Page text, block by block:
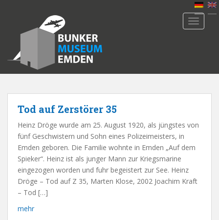
m
Tod auf Zerstörer 35
Heinz Dröge wurde am 25. August 1920, als jüngstes von
fünf Geschwistern und Sohn eines Polizeimeisters, in
Emden geboren. Die Familie wohnte in Emden „Auf dem
Spieker“. Heinz ist als junger Mann zur Kriegsmarine
eingezogen worden und fuhr begeistert zur See. Heinz
Dröge – Tod auf Z 35, Marten Klose, 2002 Joachim Kraft
– Tod […]
mehr